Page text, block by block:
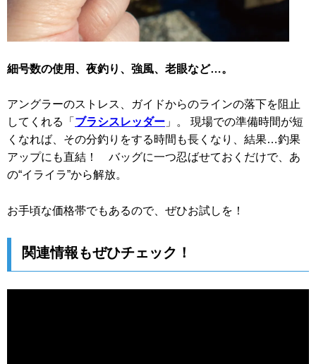
細号数の使用、夜釣り、強風、老眼など…。
アングラーのストレス、ガイドからのラインの落下を阻止
してくれる「 ブラシスレッダー 」。 現場での準備時間が短
くなれば、その分釣りをする時間も長くなり、結果…釣果
アップにも直結！ バッグに一つ忍ばせておくだけで、あ
の“イライラ”から解放。
お手頃な価格帯でもあるので、ぜひお試しを！
関連情報もぜひチェック！